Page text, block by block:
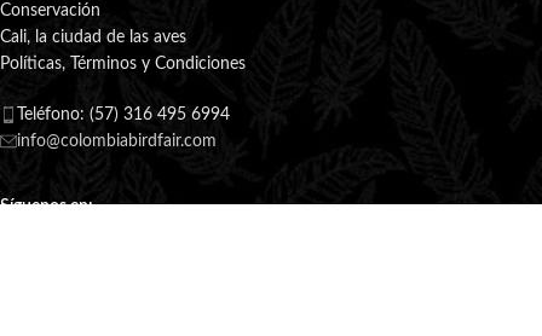
Conservación
Cali, la ciudad de las aves
Políticas, Términos y Condiciones
Teléfono: (57) 316 495 6994
info@colombiabirdfair.com
Síguenos en: